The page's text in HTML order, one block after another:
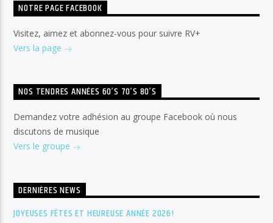
NOTRE PAGE FACEBOOK
Visitez, aimez et abonnez-vous pour suivre RV+
Vers la page
NOS TENDRES ANNÉES 60’S 70’S 80’S
Demandez votre adhésion au groupe Facebook où nous
discutons de musique
Vers le groupe
DERNIÈRES NEWS
JOYEUSES FÊTES ET HEUREUSE ANNÉE 2026!